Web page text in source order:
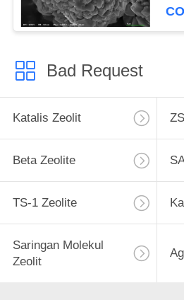
Bad Request
Katalis Zeolit
Beta Zeolite
TS-1 Zeolite
Saringan Molekul
Zeolit